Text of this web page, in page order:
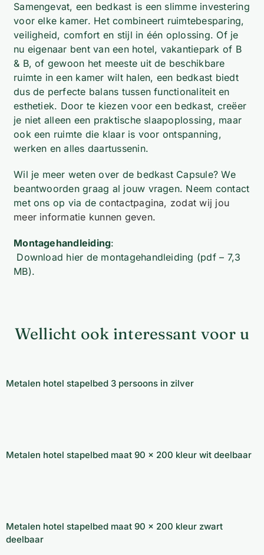
Samengevat, een bedkast is een slimme investering
voor elke kamer. Het combineert ruimtebesparing,
veiligheid, comfort en stijl in één oplossing. Of je
nu eigenaar bent van een hotel, vakantiepark of B
& B, of gewoon het meeste uit de beschikbare
ruimte in een kamer wilt halen, een bedkast biedt
dus de perfecte balans tussen functionaliteit en
esthetiek. Door te kiezen voor een bedkast, creëer
je niet alleen een praktische slaapoplossing, maar
ook een ruimte die klaar is voor ontspanning,
werken en alles daartussenin.
Wil je meer weten over de bedkast Capsule? We
beantwoorden graag al jouw vragen. Neem contact
met ons op via decontactpagina, zodat wij jou
meer informatie kunnen geven.
Montagehandleiding:
Download hier de montagehandleiding (pdf – 7,3
MB).
Wellicht ook interessant voor u
Metalen hotel stapelbed 3 persoons in zilver
Metalen hotel stapelbed maat 90 x 200 kleur wit deelbaar
Metalen hotel stapelbed maat 90 x 200 kleur zwart
deelbaar